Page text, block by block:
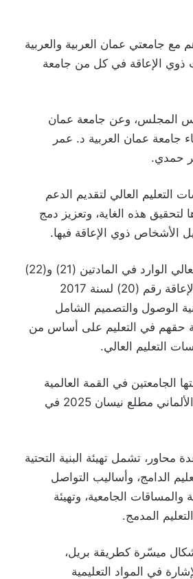
جامعتي عمان العربية والعربية
ذوي الإعاقة في كل من جامعة
المجلس، وعن جامعة عمان
جامعة عمان العربية د. عمر
حمدي.
العالي لتقديم الدعم
لتحقيق هذه الغاية، وتعزيز دمج
الأشخاص ذوي الإعاقة فيها.
وتأتي مذكرتي التفاهم إنفاذاً للالتزام القانوني الواقع على مؤسسات التعليم العالي الوارد في المادتين (21) و(22)
وانطلاقاً من المبادئ الواردة في المادة (4) من قانون حقوق الأشخاص ذوي الإعاقة رقم (20) لسنة 2017
الوصول والتصميم الشامل
حقهم في التعليم على أساس من
التعليم العالي.
الجامعتين في القمة العالمية
الثالثة للإعاقة التي ترأسها جلالة الملك عبدالله الثاني بن الحسين والمستشار الألماني مطلع نيسان 2025 في
تشمل تهيئة البنية التحتية
الدامج، وأساليب التواصل
الجامعية، وتهيئة
المدمج.
ميسّرة كطريقة بريل،
في المواد التعليمية